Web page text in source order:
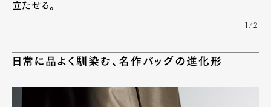
立たせる。
1/2
日常に品よく馴染む、名作バッグの進化形